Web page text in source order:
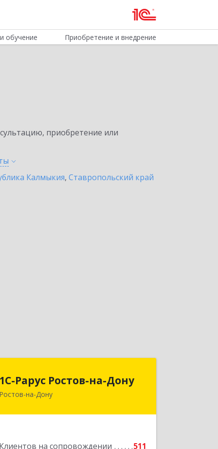
обучение Приобретение и внедрение
приобретение или
Калмыкия, Ставропольский край
1С-Рарус Ростов-на-Дону
Ростов-на-Дону
Клиентов на сопровождении
511
344002, Ростовская обл, г.о. город
Подробнее